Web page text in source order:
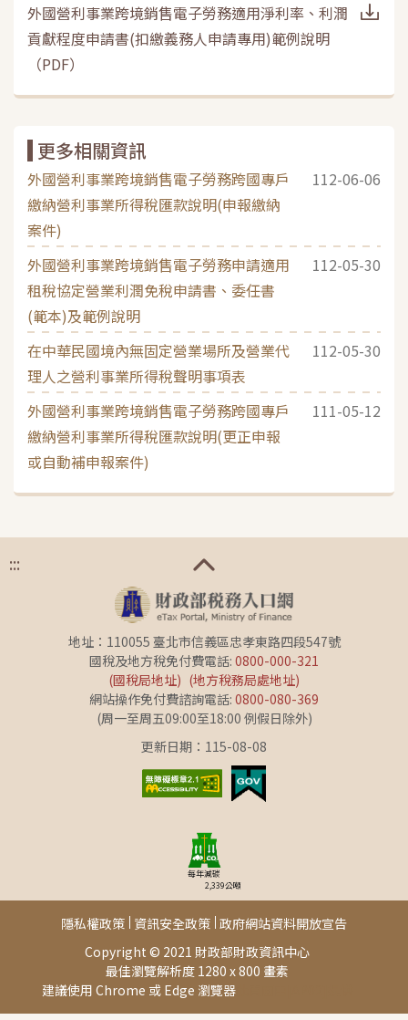
外國營利事業跨境銷售電子勞務適用淨利率、利潤
貢獻程度申請書(扣繳義務人申請專用)範例說明
（PDF）
更多相關資訊
外國營利事業跨境銷售電子勞務跨國專戶
繳納營利事業所得稅匯款說明(申報繳納
案件)
112-06-06
外國營利事業跨境銷售電子勞務申請適用
租稅協定營業利潤免稅申請書、委任書
(範本)及範例說明
112-05-30
在中華民國境內無固定營業場所及營業代
理人之營利事業所得稅聲明事項表
112-05-30
外國營利事業跨境銷售電子勞務跨國專戶
繳納營利事業所得稅匯款說明(更正申報
或自動補申報案件)
111-05-12
:::
地址：110055 臺北市信義區忠孝東路四段547號
國稅及地方稅免付費電話: 0800-000-321
(國稅局地址) (地方稅務局處地址)
網站操作免付費諮詢電話: 0800-080-369
(周一至周五09:00至18:00 例假日除外)
更新日期：115-08-08
每年減碳
2,339公噸
Copyright © 2021 財政部財政資訊中心
最佳瀏覽解析度 1280 x 800 畫素
建議使用 Chrome 或 Edge 瀏覽器此頁面由[AP02]提供
隱私權政策 資訊安全政策 政府網站資料開放宣告